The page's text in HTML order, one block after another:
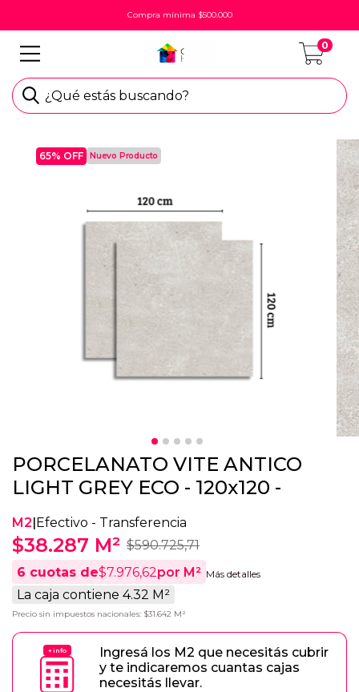
Compra mínima $500.000
¿Qué estás buscando?
0
65% OFF Nuevo Producto
PORCELANATO VITE ANTICO
LIGHT GREY ECO - 120x120 -
M2 Efectivo - Transferencia
$38.287 M² $590.725,71
6 cuotas de$7.976,62por M² Más detalles
La caja contiene 4.32 M²
Precio sin impuestos nacionales: $31.642 M²
+ info
Ingresá los M2 que necesitás cubrir
y te indicaremos cuantas cajas
necesitás llevar.